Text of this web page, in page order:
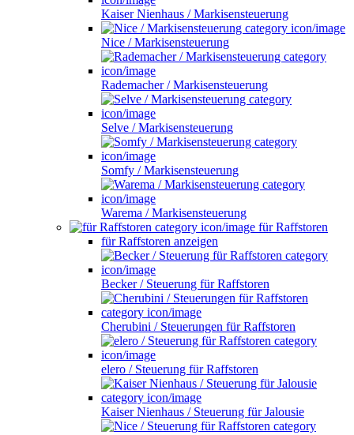
Kaiser Nienhaus / Markisensteuerung
Nice / Markisensteuerung
Rademacher / Markisensteuerung
Selve / Markisensteuerung
Somfy / Markisensteuerung
Warema / Markisensteuerung
für Raffstoren
für Raffstoren anzeigen
Becker / Steuerung für Raffstoren
Cherubini / Steuerungen für Raffstoren
elero / Steuerung für Raffstoren
Kaiser Nienhaus / Steuerung für Jalousie